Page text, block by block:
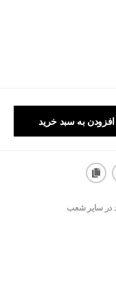
افزودن به سبد خرید
در سایر شعب